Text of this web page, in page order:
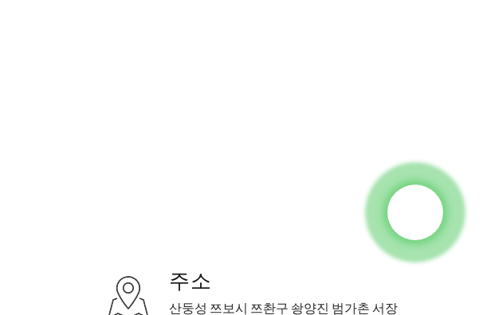
주소
산둥성 쯔보시 쯔촨구 솽양진 범가촌 서장